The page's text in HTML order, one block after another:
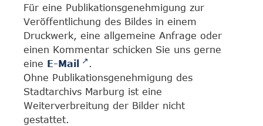
Für eine Publikationsgenehmigung zur
Veröffentlichung des Bildes in einem
Druckwerk, eine allgemeine Anfrage oder
einen Kommentar schicken Sie uns gerne
eine E-Mail
.
Ohne Publikationsgenehmigung des
Stadtarchivs Marburg ist eine
Weiterverbreitung der Bilder nicht
gestattet.